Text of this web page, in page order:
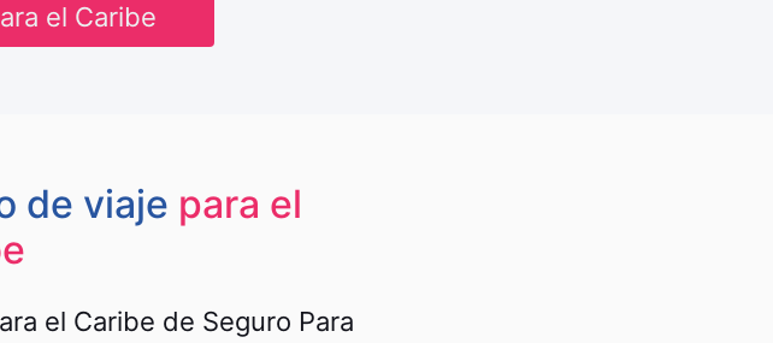
el Caribe
de viaje para el
el Caribe de Seguro Para